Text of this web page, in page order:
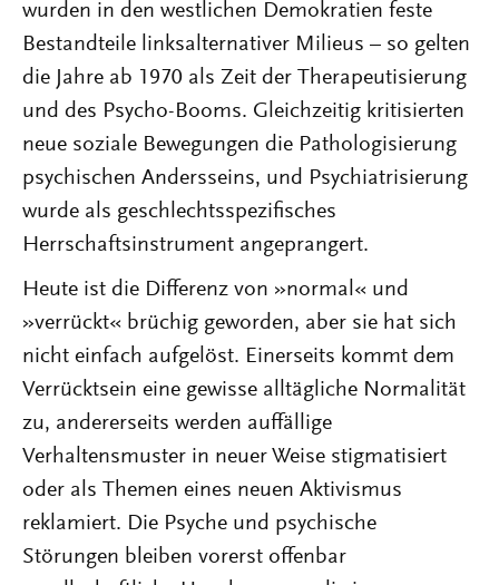
wurden in den westlichen Demokratien feste
Bestandteile linksalternativer Milieus – so gelten
die Jahre ab 1970 als Zeit der Therapeutisierung
und des Psycho-Booms. Gleichzeitig kritisierten
neue soziale Bewegungen die Pathologisierung
psychischen Andersseins, und Psychiatrisierung
wurde als geschlechtsspezifisches
Herrschaftsinstrument angeprangert.
Heute ist die Differenz von »normal« und
»verrückt« brüchig geworden, aber sie hat sich
nicht einfach aufgelöst. Einerseits kommt dem
Verrücktsein eine gewisse alltägliche Normalität
zu, andererseits werden auffällige
Verhaltensmuster in neuer Weise stigmatisiert
oder als Themen eines neuen Aktivismus
reklamiert. Die Psyche und psychische
Störungen bleiben vorerst offenbar